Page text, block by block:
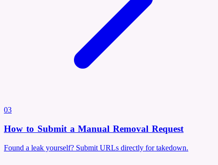
03
How to Submit a Manual Removal Request
Found a leak yourself? Submit URLs directly for takedown.